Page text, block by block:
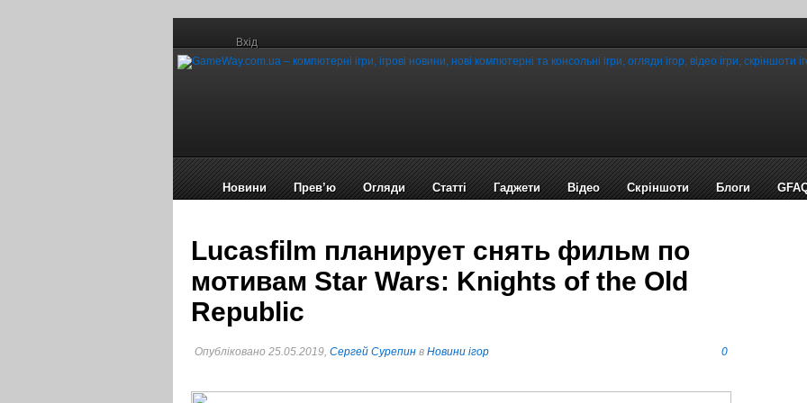
Вхід
Новини Прев’ю Огляди Статті Гаджети Відео Cкріншоти Блоги
Lucasfilm планирует снять фильм по
мотивам Star Wars: Knights of the Old
Republic
Опубліковано 25.05.2019, Сергей Сурепин в Новини ігор 0